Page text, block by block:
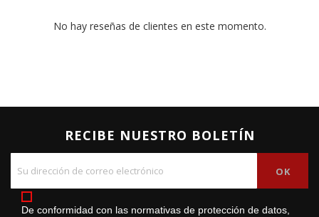
No hay reseñas de clientes en este momento.
RECIBE NUESTRO BOLETÍN
De conformidad con las normativas de protección de datos,